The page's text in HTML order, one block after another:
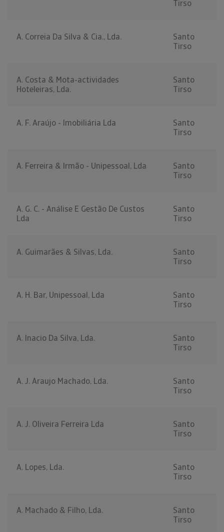
Tirso
A. Correia Da Silva & Cia., Lda.
Santo
Tirso
A. Costa & Mota-actividades
Hoteleiras, Lda.
Santo
Tirso
A. F. Araújo - Imobiliária Lda
Santo
Tirso
A. Ferreira & Irmão - Unipessoal, Lda
Santo
Tirso
A. G. C. - Análise E Gestão De Custos
Lda
Santo
Tirso
A. Guimarães & Silvas, Lda.
Santo
Tirso
A. H. Bar, Unipessoal, Lda
Santo
Tirso
A. Inacio Da Silva, Lda.
Santo
Tirso
A. J. Araujo Machado, Lda.
Santo
Tirso
A. J. Oliveira Ferreira Lda
Santo
Tirso
A. Lopes, Lda.
Santo
Tirso
A. Machado & Filho, Lda.
Santo
Tirso